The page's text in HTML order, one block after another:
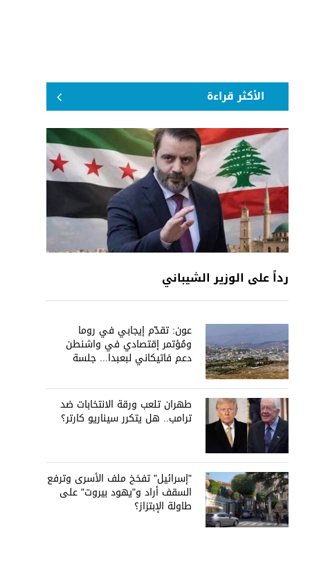
الأكثر قراءة
رداً على الوزير الشيباني
عون: تقدّم إيجابي في روما
ومُؤتمر إقتصادي في واشنطن
دعم فاتيكاني لبعبدا... جلسة
على الطاولة
طهران تلعب ورقة الانتخابات ضد
ترامب.. هل يتكرر سيناريو كارتر؟
"إسرائيل" تفخخ ملف الأسرى وترفع
السقف أراد و"يهود بيروت" على
طاولة الإبتزاز؟